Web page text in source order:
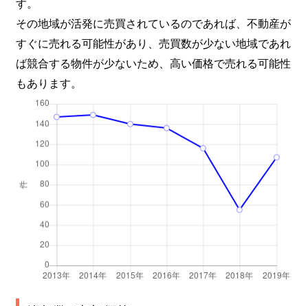
その地域が活発に売買されているのであれば、不動産が
すぐに売れる可能性があり、売買数が少ない地域であれ
ば競合する物件が少ないため、高い価格で売れる可能性
もあります。